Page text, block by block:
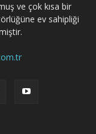
ve çok kısa bir
ev sahipliği